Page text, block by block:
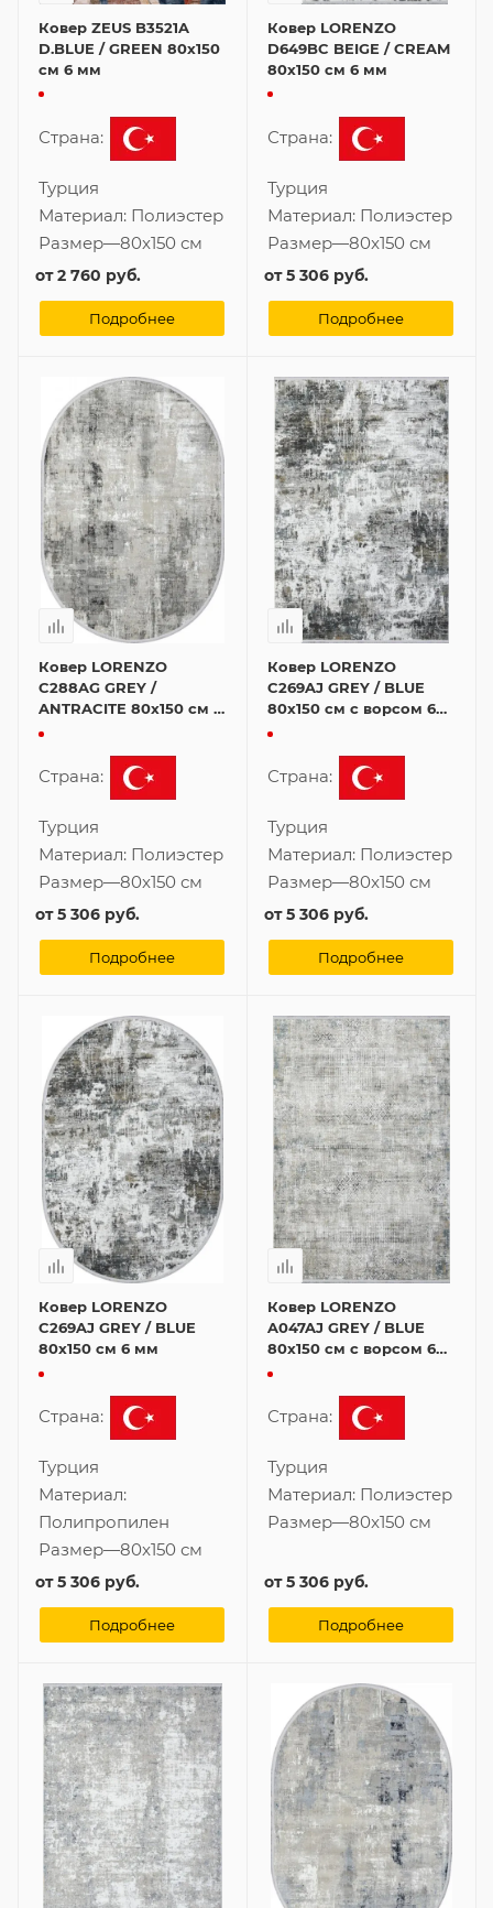
Ковер ZEUS B3521A
D.BLUE / GREEN 80x150
см 6 мм
Страна:
Турция
Материал: Полиэстер
Размер—80x150 см
от2 760 руб.
Подробнее
Ковер LORENZO
D649BC BEIGE / CREAM
80x150 см 6 мм
Страна:
Турция
Материал: Полиэстер
Размер—80x150 см
от5 306 руб.
Подробнее
Ковер LORENZO
C288AG GREY /
ANTRACITE 80x150 см 6
мм
Страна:
Турция
Материал: Полиэстер
Размер—80x150 см
от5 306 руб.
Подробнее
Ковер LORENZO
C269AJ GREY / BLUE
80x150 см с ворсом 6
мм
Страна:
Турция
Материал: Полиэстер
Размер—80x150 см
от5 306 руб.
Подробнее
Ковер LORENZO
C269AJ GREY / BLUE
80x150 см 6 мм
Страна:
Турция
Материал:
Полипропилен
Размер—80x150 см
от5 306 руб.
Подробнее
Ковер LORENZO
A047AJ GREY / BLUE
80x150 см с ворсом 6
мм
Страна:
Турция
Материал: Полиэстер
Размер—80x150 см
от5 306 руб.
Подробнее